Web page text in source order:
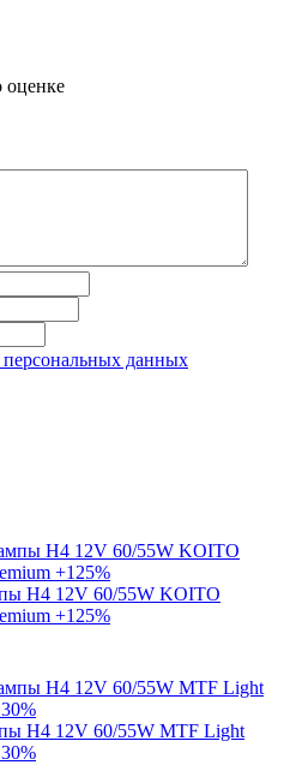
оценке
персональных данных
H4 12V 60/55W KOITO
+125%
H4 12V 60/55W MTF Light